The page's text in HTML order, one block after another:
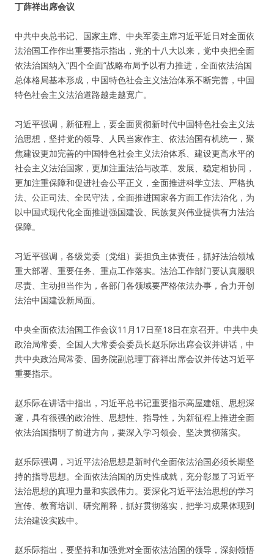
丁薛祥出席会议
中共中央总书记、国家主席、中央军委主席习近平近日对全面依
法治国工作作出重要指示指出，党的十八大以来，党中央把全面
依法治国纳入“四个全面”战略布局予以有力推进，全面依法治国
总体格局基本形成，中国特色社会主义法治体系不断完善，中国
特色社会主义法治道路越走越宽广。
习近平强调，新征程上，要全面贯彻新时代中国特色社会主义法
治思想，坚持党的领导、人民当家作主、依法治国有机统一，聚
焦建设更加完善的中国特色社会主义法治体系、建设更高水平的
社会主义法治国家，更加注重法治与改革、发展、稳定相协同，
更加注重保障和促进社会公平正义，全面推进科学立法、严格执
法、公正司法、全民守法，全面推进国家各方面工作法治化，为
以中国式现代化全面推进强国建设、民族复兴伟业提供有力法治
保障。
习近平强调，各级党委（党组）要担负主体责任，抓好法治领域
重大部署、重要任务、重点工作落实。法治工作部门要认真履职
尽责、主动担当作为，各部门各领域要严格依法办事，合力开创
法治中国建设新局面。
中央全面依法治国工作会议11月17日至18日在京召开。中共中央
政治局常委、全国人大常委会委员长赵乐际出席会议并讲话，中
共中央政治局常委、国务院副总理丁薛祥出席会议并传达习近平
重要指示。
赵乐际在讲话中指出，习近平总书记重要指示高屋建瓴、思想深
邃，具有很强的政治性、思想性、指导性，为新征程上推进全面
依法治国指明了前进方向，要深入学习领会、坚决贯彻落实。
赵乐际强调，习近平法治思想是新时代全面依法治国必须长期坚
持的指导思想。全面依法治国的历史性成就，充分彰显了习近平
法治思想的真理力量和实践伟力。要深化习近平法治思想的学习
宣传、教育培训、研究阐释，抓好贯彻落实，把学习成果体现到
法治建设实践中。
赵乐际指出，要坚持和加强党对全面依法治国的领导，深刻领悟